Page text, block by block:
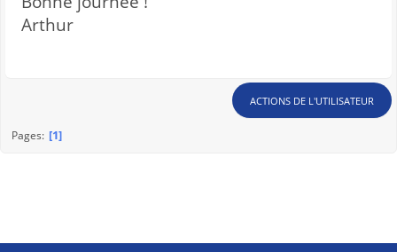
Arthur
ACTIONS DE L'UTILISATEUR
Pages 1